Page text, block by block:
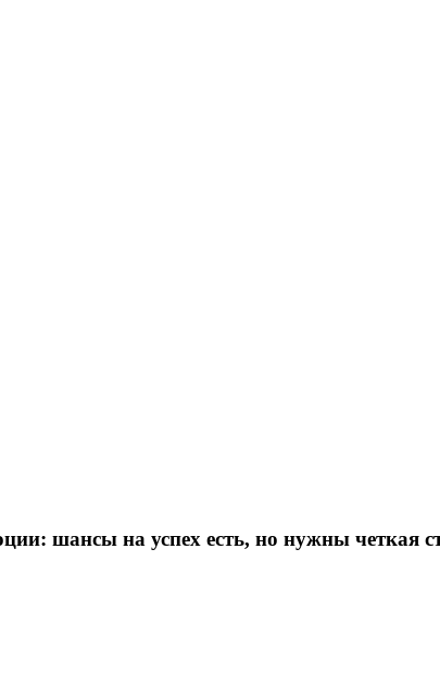
шансы на успех есть, но нужны четкая